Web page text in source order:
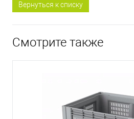
Вернуться к списку
Смотрите также